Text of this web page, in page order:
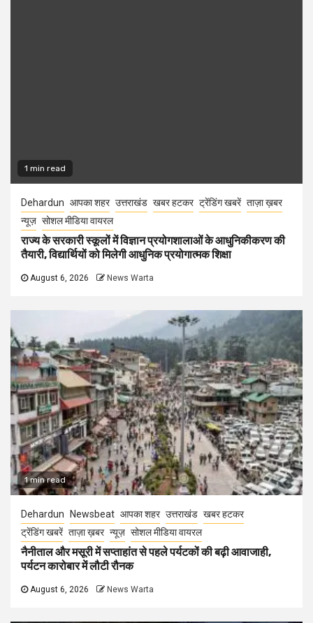
1 min read
Dehardun आपका शहर उत्तराखंड खबर हटकर ट्रेंडिंग खबरें ताज़ा ख़बर
न्यूज़ सोशल मीडिया वायरल
राज्य के सरकारी स्कूलों में विज्ञान प्रयोगशालाओं के आधुनिकीकरण की
तैयारी, विद्यार्थियों को मिलेगी आधुनिक प्रयोगात्मक शिक्षा
August 6, 2026 News Warta
1 min read
Dehardun Newsbeat आपका शहर उत्तराखंड खबर हटकर
ट्रेंडिंग खबरें ताज़ा ख़बर न्यूज़ सोशल मीडिया वायरल
नैनीताल और मसूरी में सप्ताहांत से पहले पर्यटकों की बढ़ी आवाजाही,
पर्यटन कारोबार में लौटी रौनक
August 6, 2026 News Warta